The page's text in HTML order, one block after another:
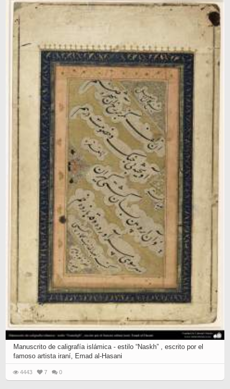
Manuscrito de caligrafía islámica - estilo “Naskh” , escrito por el
famoso artista iraní, Emad al-Hasani
4443 7 0